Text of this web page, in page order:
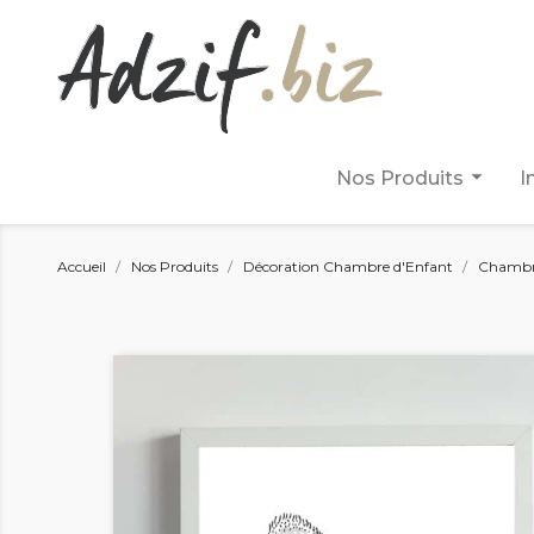
arrow_drop_down
Nos Produits
Accueil Nos Produits Décoration Chambre d'Enfant